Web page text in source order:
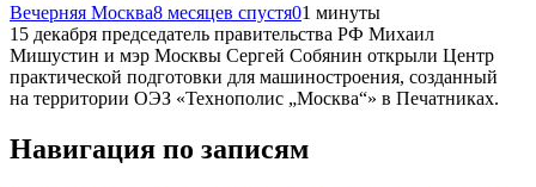
Вечерняя Москва8 месяцев спустя01 минуты
15 декабря председатель правительства РФ Михаил
Мишустин и мэр Москвы Сергей Собянин открыли Центр
практической подготовки для машиностроения, созданный
на территории ОЭЗ «Технополис „Москва“» в Печатниках.
Навигация по записям